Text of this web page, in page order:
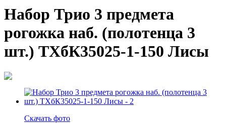
Набор Трио 3 предмета
рогожка наб. (полотенца 3
шт.) ТХбК35025-1-150 Лисы
Скачать фото